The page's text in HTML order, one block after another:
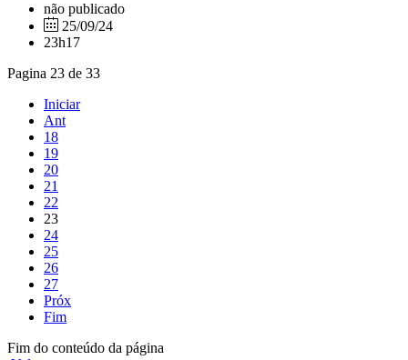
não publicado
25/09/24
23h17
Pagina 23 de 33
Iniciar
Ant
18
19
20
21
22
23
24
25
26
27
Próx
Fim
Fim do conteúdo da página